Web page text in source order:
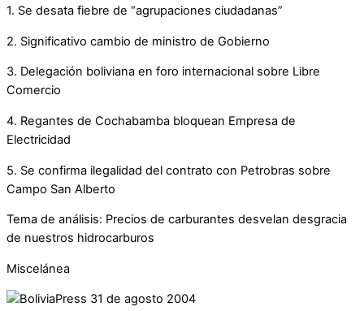
1. Se desata fiebre de “agrupaciones ciudadanas”
2. Significativo cambio de ministro de Gobierno
3. Delegación boliviana en foro internacional sobre Libre
Comercio
4. Regantes de Cochabamba bloquean Empresa de
Electricidad
5. Se confirma ilegalidad del contrato con Petrobras sobre
Campo San Alberto
Tema de análisis: Precios de carburantes desvelan desgracia
de nuestros hidrocarburos
Miscelánea